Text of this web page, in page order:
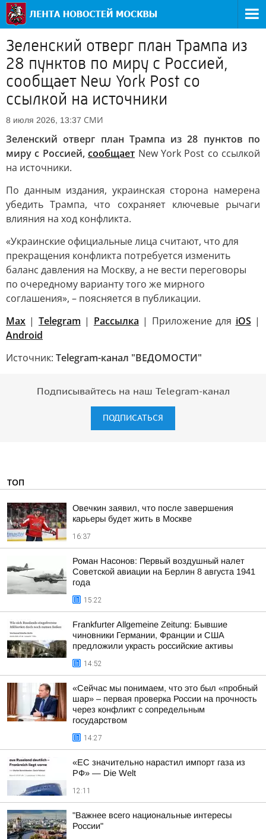
Зеленский отверг план Трампа из
28 пунктов по миру с Россией,
сообщает New York Post со
ссылкой на источники
8 июля 2026, 13:37 СМИ
Зеленский отверг план Трампа из 28 пунктов по
миру с Россией,сообщает New York Post со ссылкой
на источники.
По данным издания, украинская сторона намерена
убедить Трампа, что сохраняет ключевые рычаги
влияния на ход конфликта.
«Украинские официальные лица считают, что для
прекращения конфликта потребуется изменить
баланс давления на Москву, а не вести переговоры
по очередному варианту того же мирного
соглашения», – поясняется в публикации.
Max | Telegram | Рассылка | Приложение для iOS |
Android
Источник: Telegram-канал "ВЕДОМОСТИ"
Подписывайтесь на наш Telegram-канал
ПОДПИСАТЬСЯ
ТОП
Овечкин заявил, что после завершения
карьеры будет жить в Москве
16:37
Роман Насонов: Первый воздушный налет
Советской авиации на Берлин 8 августа 1941
года
15:22
Frankfurter Allgemeine Zeitung: Бывшие
чиновники Германии, Франции и США
предложили украсть российские активы
14:52
«Сейчас мы понимаем, что это был «пробный
шар» – первая проверка России на прочность
через конфликт с сопредельным
государством
14:27
«ЕС значительно нарастил импорт газа из
РФ» — Die Welt
12:11
"Важнее всего национальные интересы
России"